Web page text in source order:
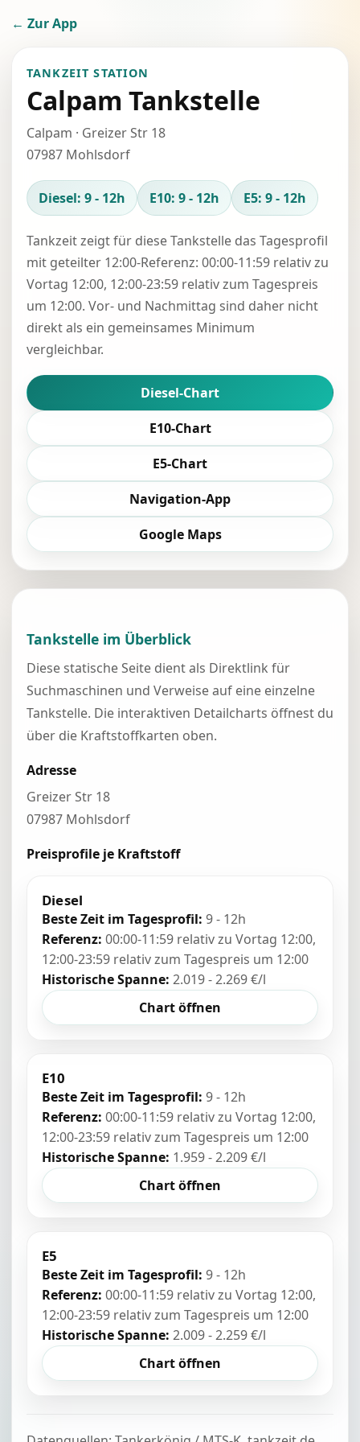
← Zur App
TANKZEIT STATION
Calpam Tankstelle
Calpam · Greizer Str 18
07987 Mohlsdorf
Diesel: 9 - 12h E10: 9 - 12h E5: 9 - 12h
Tankzeit zeigt für diese Tankstelle das Tagesprofil
mit geteilter 12:00-Referenz: 00:00-11:59 relativ zu
Vortag 12:00, 12:00-23:59 relativ zum Tagespreis
um 12:00. Vor- und Nachmittag sind daher nicht
direkt als ein gemeinsames Minimum
vergleichbar.
Diesel-Chart
E10-Chart
E5-Chart
Navigation-App
Google Maps
Tankstelle im Überblick
Diese statische Seite dient als Direktlink für
Suchmaschinen und Verweise auf eine einzelne
Tankstelle. Die interaktiven Detailcharts öffnest du
über die Kraftstoffkarten oben.
Adresse
Greizer Str 18
07987 Mohlsdorf
Preisprofile je Kraftstoff
Diesel
Beste Zeit im Tagesprofil: 9 - 12h
Referenz: 00:00-11:59 relativ zu Vortag 12:00,
12:00-23:59 relativ zum Tagespreis um 12:00
Historische Spanne: 2.019 - 2.269 €/l
Chart öffnen
E10
Beste Zeit im Tagesprofil: 9 - 12h
Referenz: 00:00-11:59 relativ zu Vortag 12:00,
12:00-23:59 relativ zum Tagespreis um 12:00
Historische Spanne: 1.959 - 2.209 €/l
Chart öffnen
E5
Beste Zeit im Tagesprofil: 9 - 12h
Referenz: 00:00-11:59 relativ zu Vortag 12:00,
12:00-23:59 relativ zum Tagespreis um 12:00
Historische Spanne: 2.009 - 2.259 €/l
Chart öffnen